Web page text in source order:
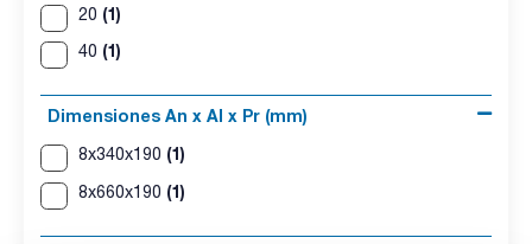
20 (1)
40 (1)
Dimensiones An x Al x Pr (mm)
8x340x190 (1)
8x660x190 (1)